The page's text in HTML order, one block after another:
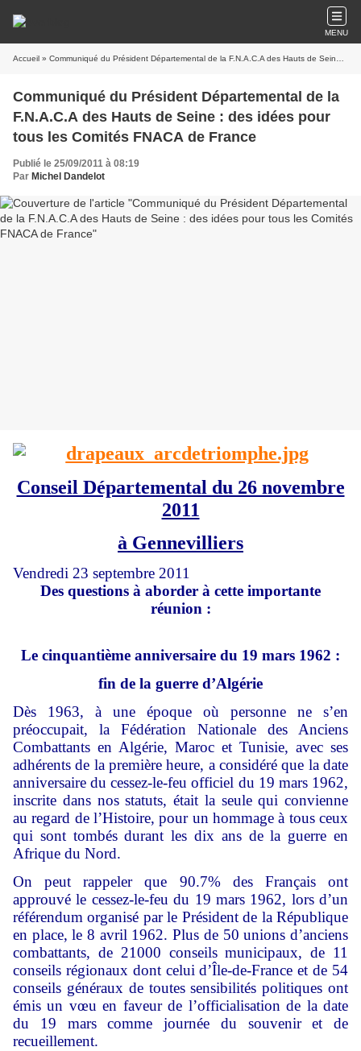
MENU
Accueil » Communiqué du Président Départemental de la F.N.A.C.A des Hauts de Seine : des idées pour tous les Comités FNACA de France
Communiqué du Président Départemental de la
F.N.A.C.A des Hauts de Seine : des idées pour
tous les Comités FNACA de France
Publié le 25/09/2011 à 08:19
Par Michel Dandelot
Conseil Départemental du 26 novembre
2011
à Gennevilliers
Vendredi 23 septembre 2011
Des questions à aborder à cette importante
réunion :
Le cinquantième anniversaire du 19 mars 1962 :
fin de la guerre d’Algérie
Dès 1963, à une époque où personne ne s’en
préoccupait, la Fédération Nationale des Anciens
Combattants en Algérie, Maroc et Tunisie, avec ses
adhérents de la première heure, a considéré que la date
anniversaire du cessez-le-feu officiel du 19 mars 1962,
inscrite dans nos statuts, était la seule qui convienne
au regard de l’Histoire, pour un hommage à tous ceux
qui sont tombés durant les dix ans de la guerre en
Afrique du Nord.
On peut rappeler que 90.7% des Français ont
approuvé le cessez-le-feu du 19 mars 1962, lors d’un
référendum organisé par le Président de la République
en place, le 8 avril 1962. Plus de 50 unions d’anciens
combattants, de 21000 conseils municipaux, de 11
conseils régionaux dont celui d’Île-de-France et de 54
conseils généraux de toutes sensibilités politiques ont
émis un vœu en faveur de l’officialisation de la date
du 19 mars comme journée du souvenir et de
recueillement.